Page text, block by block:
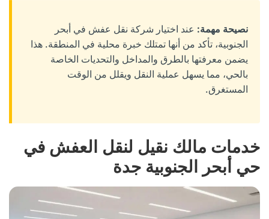
نصيحة مهمة: عند اختيار شركة نقل عفش في أبحر
الجنوبية، تأكد من أنها تمتلك خبرة محلية في المنطقة. هذا
يضمن معرفتها بالطرق والمداخل والتحديات الخاصة
بالحي، مما يسهل عملية النقل ويقلل من الوقت
المستغرق.
خدمات مالك نقيل لنقل العفش في
حي أبحر الجنوبية جدة